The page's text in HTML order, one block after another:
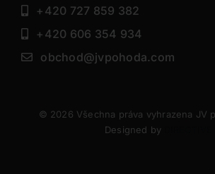
+420 727 859 382
+420 606 354 934
obchod@jvpohoda.com
© 2026 Všechna práva vyhrazena JV
Designed by